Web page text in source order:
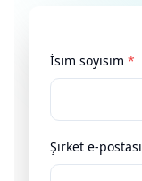
İsim soyisim *
Şirket e-postası